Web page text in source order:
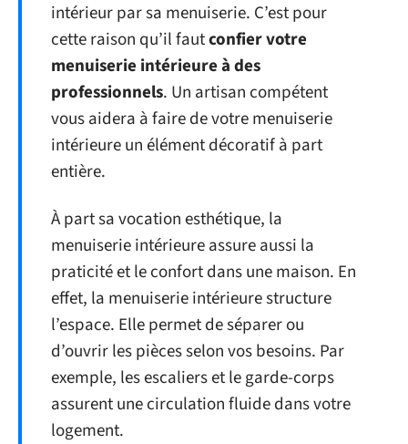
intérieur par sa menuiserie. C’est pour
cette raison qu’il fautconfier votre
menuiserie intérieure à des
professionnels. Un artisan compétent
vous aidera à faire de votre menuiserie
intérieure un élément décoratif à part
entière.
À part sa vocation esthétique, la
menuiserie intérieure assure aussi la
praticité et le confort dans une maison. En
effet, la menuiserie intérieure structure
l’espace. Elle permet de séparer ou
d’ouvrir les pièces selon vos besoins. Par
exemple, les escaliers et le garde-corps
assurent une circulation fluide dans votre
logement.